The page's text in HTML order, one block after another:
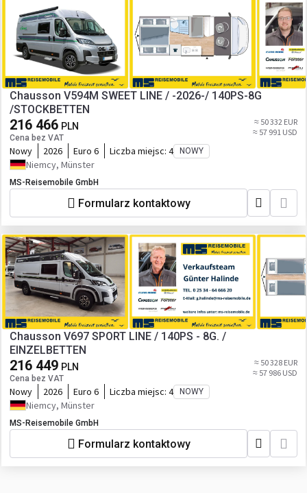
Chausson V594M SWEET LINE / -2026-/ 140PS-8G
/STOCKBETTEN
216 466 PLN
Cena bez VAT
≈ 50 332 EUR
≈ 57 991 USD
Nowy 2026 Euro 6 Liczba miejsc: 4 NOWY
Niemcy, Münster
MS-Reisemobile GmbH
Formularz kontaktowy
Chausson V697 SPORT LINE / 140PS - 8G. /
EINZELBETTEN
216 449 PLN
Cena bez VAT
≈ 50 328 EUR
≈ 57 986 USD
Nowy 2026 Euro 6 Liczba miejsc: 4 NOWY
Niemcy, Münster
MS-Reisemobile GmbH
Formularz kontaktowy